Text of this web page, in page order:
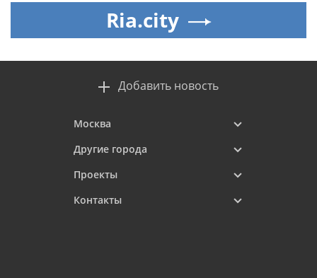
Ria.city
Добавить новость
Москва
Другие города
Проекты
Контакты